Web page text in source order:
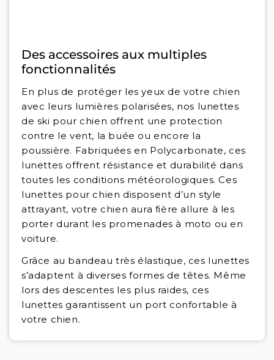
Des accessoires aux multiples
fonctionnalités
En plus de protéger les yeux de votre chien
avec leurs lumières polarisées, nos lunettes
de ski pour chien offrent une protection
contre le vent, la buée ou encore la
poussière. Fabriquées en Polycarbonate, ces
lunettes offrent résistance et durabilité dans
toutes les conditions météorologiques. Ces
lunettes pour chien disposent d’un style
attrayant, votre chien aura fière allure à les
porter durant les promenades à moto ou en
voiture.
Grâce au bandeau très élastique, ces lunettes
s’adaptent à diverses formes de têtes. Même
lors des descentes les plus raides, ces
lunettes garantissent un port confortable à
votre chien.